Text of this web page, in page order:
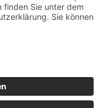
baron